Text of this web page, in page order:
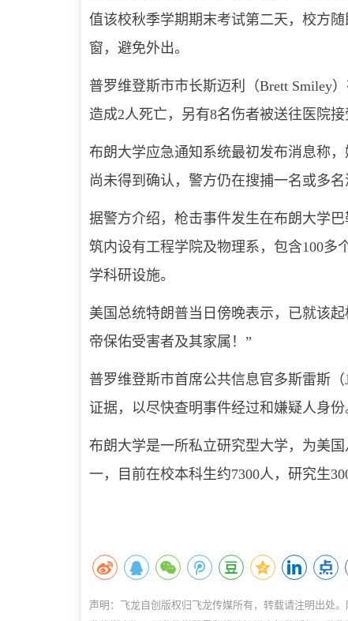
值该校秋季学期期末考试第二天，校方
窗，避免外出。
普罗维登斯市市长斯迈利（Brett Smiley
造成2人死亡，另有8名伤者被送往医院
布朗大学应急通知系统最初发布消息称
尚未得到确认，警方仍在搜捕一名或多
据警方介绍，枪击事件发生在布朗大学
筑内设有工程学院及物理系，包含100多
学科研设施。
美国总统特朗普当日傍晚表示，已就该
帝保佑受害者及其家属！”
普罗维登斯市首席公共信息官多斯雷斯
证据，以尽快查明事件经过和嫌疑人身份
布朗大学是一所私立研究型大学，为美
一，目前在校本科生约7300人，研究生
声明：飞龙自创版权归飞龙传媒所有，转载请注明出处